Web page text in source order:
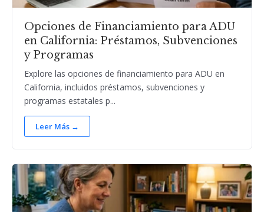
Opciones de Financiamiento para ADU
en California: Préstamos, Subvenciones
y Programas
Explore las opciones de financiamiento para ADU en
California, incluidos préstamos, subvenciones y
programas estatales p...
Leer Más →